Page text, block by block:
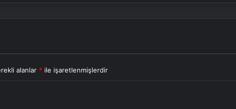
alanlar * ile işaretlenmişlerdir